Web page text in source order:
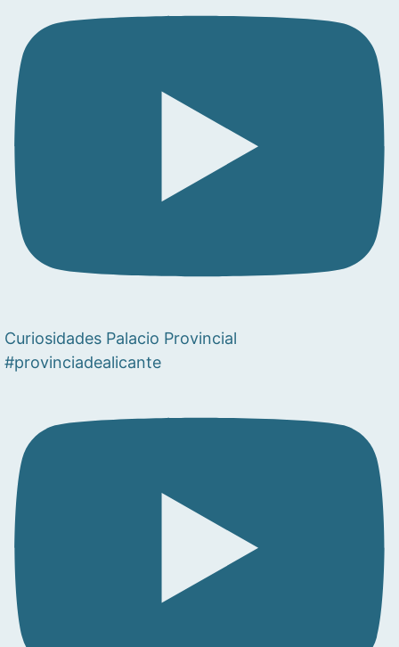
Curiosidades Palacio Provincial
#provinciadealicante